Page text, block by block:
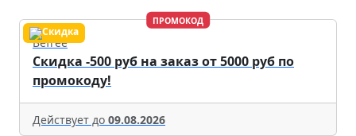
ПРОМОКОД
Befree
Скидка -500 руб на заказ от 5000 руб по
промокоду!
Действует до 09.08.2026